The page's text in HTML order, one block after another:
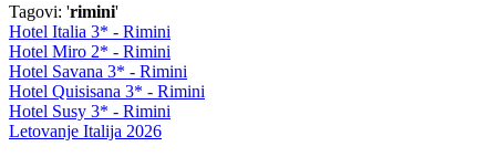
Tagovi: 'rimini'
Hotel Italia 3* - Rimini
Hotel Miro 2* - Rimini
Hotel Savana 3* - Rimini
Hotel Quisisana 3* - Rimini
Hotel Susy 3* - Rimini
Letovanje Italija 2026